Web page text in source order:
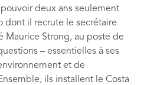
deux ans seulement
dont il recrute le secrétaire
Maurice Strong, au poste de
– essentielles à ses
et de
ils installent le Costa